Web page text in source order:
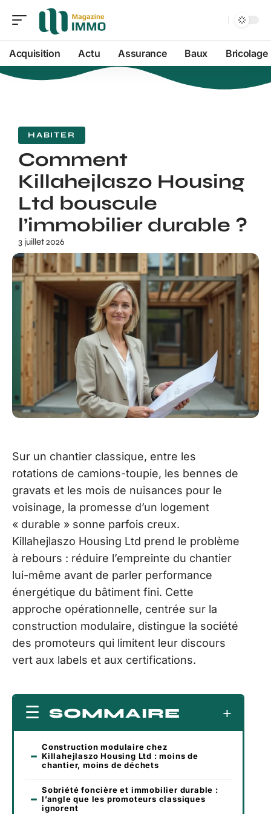
Acquisition Actu Assurance Baux Bricolage
HABITER
Comment
Killahejlaszo Housing
Ltd bouscule
l’immobilier durable ?
3 juillet 2026
Sur un chantier classique, entre les
rotations de camions-toupie, les bennes de
gravats et les mois de nuisances pour le
voisinage, la promesse d’un logement
« durable » sonne parfois creux.
Killahejlaszo Housing Ltd prend le problème
à rebours : réduire l’empreinte du chantier
lui-même avant de parler performance
énergétique du bâtiment fini. Cette
approche opérationnelle, centrée sur la
construction modulaire, distingue la société
des promoteurs qui limitent leur discours
vert aux labels et aux certifications.
SOMMAIRE
Construction modulaire chez
Killahejlaszo Housing Ltd : moins de
chantier, moins de déchets
Sobriété foncière et immobilier durable :
l’angle que les promoteurs classiques
ignorent